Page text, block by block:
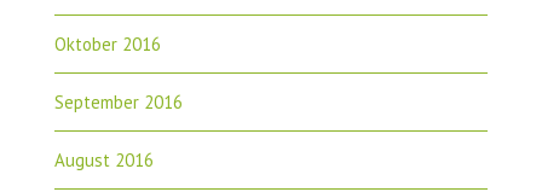
Oktober 2016
September 2016
August 2016